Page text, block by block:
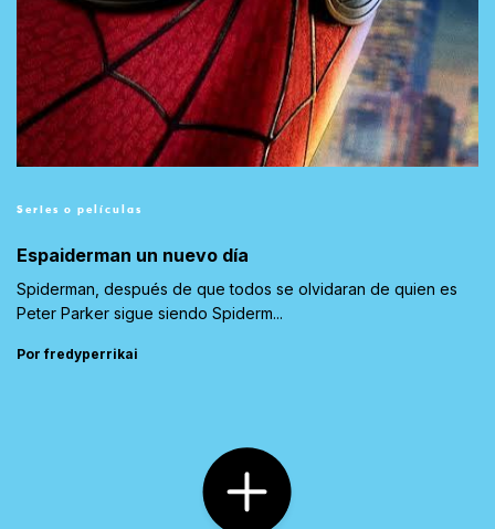
Series o películas
Espaiderman un nuevo día
Spiderman, después de que todos se olvidaran de quien es
Peter Parker sigue siendo Spiderm...
Por fredyperrikai